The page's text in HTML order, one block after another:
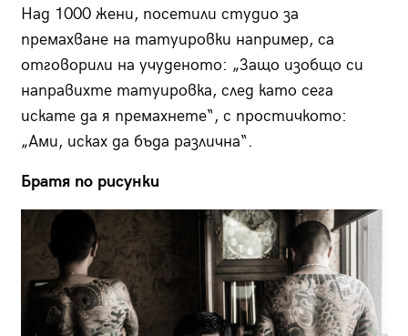
Над 1000 жени, посетили студио за
премахване на татуировки например, са
отговорили на учуденото: „Защо изобщо си
направихте татуировка, след като сега
искате да я премахнете“, с простичкото:
„Ами, исках да бъда различна“.
Братя по рисунки